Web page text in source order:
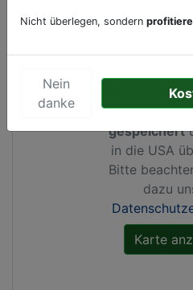
Durch
Google
gesetzt, Ihre
gespeichert
in die USA
Bitte
dazu
Nicht überlegen, sondern
Nein
danke